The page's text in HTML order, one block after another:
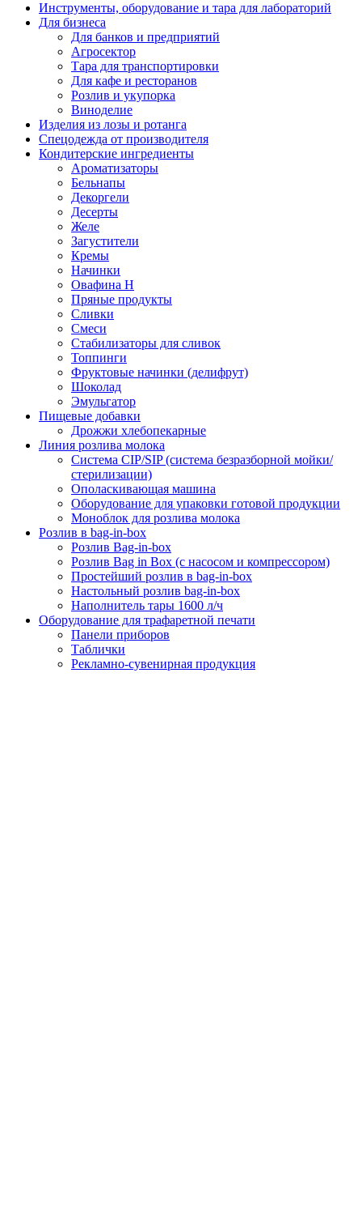
Инструменты, оборудование и тара для лабораторий
Для бизнеса
Для банков и предприятий
Агросектор
Тара для транспортировки
Для кафе и ресторанов
Розлив и укупорка
Виноделие
Изделия из лозы и ротанга
Спецодежда от производителя
Кондитерские ингредиенты
Ароматизаторы
Бельнапы
Декоргели
Десерты
Желe
Загустители
Кремы
Начинки
Овафина Н
Пряные продукты
Сливки
Смеси
Стабилизаторы для сливок
Топпинги
Фруктовые начинки (делифрут)
Шоколад
Эмульгатор
Пищевые добавки
Дрожжи хлебопекарные
Линия розлива молока
Система CIP/SIP (система безразборной мойки/
стерилизации)
Ополаскивающая машина
Оборудование для упаковки готовой продукции
Моноблок для розлива молока
Розлив в bag-in-box
Розлив Bag-in-box
Розлив Bag in Box (с насосом и компрессором)
Простейший розлив в bag-in-box
Настольный розлив bag-in-box
Наполнитель тары 1600 л/ч
Оборудование для трафаретной печати
Панели приборов
Таблички
Рекламно-сувенирная продукция